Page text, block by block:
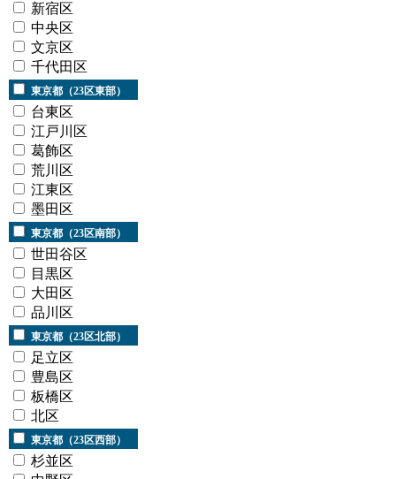
新宿区
中央区
文京区
千代田区
東京都（23区東部）
台東区
江戸川区
葛飾区
荒川区
江東区
墨田区
東京都（23区南部）
世田谷区
目黒区
大田区
品川区
東京都（23区北部）
足立区
豊島区
板橋区
北区
東京都（23区西部）
杉並区